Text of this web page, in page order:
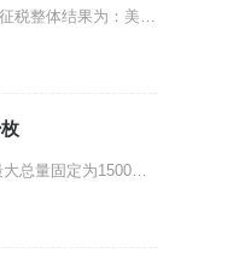
美国加密货币征税整体结果为：美国税务部门以财产税逻辑界定加密资产涉税范畴，征税覆盖加密货币
BTCST代币最大总量固定为1500万枚，当前市场实际流通数量约1220.14万枚，剩余未